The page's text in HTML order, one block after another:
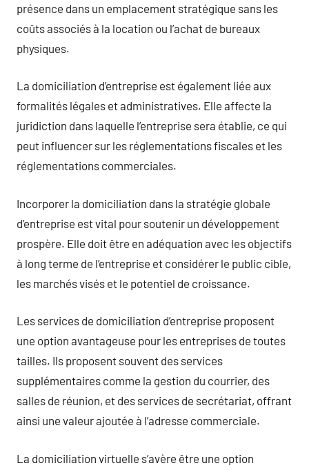
présence dans un emplacement stratégique sans les
coûts associés à la location ou l’achat de bureaux
physiques.
La domiciliation d’entreprise est également liée aux
formalités légales et administratives. Elle affecte la
juridiction dans laquelle l’entreprise sera établie, ce qui
peut influencer sur les réglementations fiscales et les
réglementations commerciales.
Incorporer la domiciliation dans la stratégie globale
d’entreprise est vital pour soutenir un développement
prospère. Elle doit être en adéquation avec les objectifs
à long terme de l’entreprise et considérer le public cible,
les marchés visés et le potentiel de croissance.
Les services de domiciliation d’entreprise proposent
une option avantageuse pour les entreprises de toutes
tailles. Ils proposent souvent des services
supplémentaires comme la gestion du courrier, des
salles de réunion, et des services de secrétariat, offrant
ainsi une valeur ajoutée à l’adresse commerciale.
La domiciliation virtuelle s’avère être une option